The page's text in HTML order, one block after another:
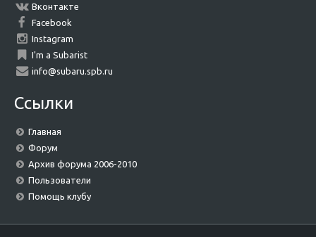
Вконтакте
Facebook
Instagram
I'm a Subarist
info@subaru.spb.ru
Ссылки
Главная
Форум
Архив форума 2006-2010
Пользователи
Помощь клубу